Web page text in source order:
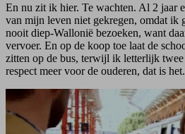
En nu zit ik hier. Te wachten. Al 2 jaar
van mijn leven niet gekregen, omdat ik
nooit diep-Wallonië bezoeken, want
vervoer. En op de koop toe laat de
zitten op de bus, terwijl ik letterlijk twee
respect meer voor de ouderen, dat is het.